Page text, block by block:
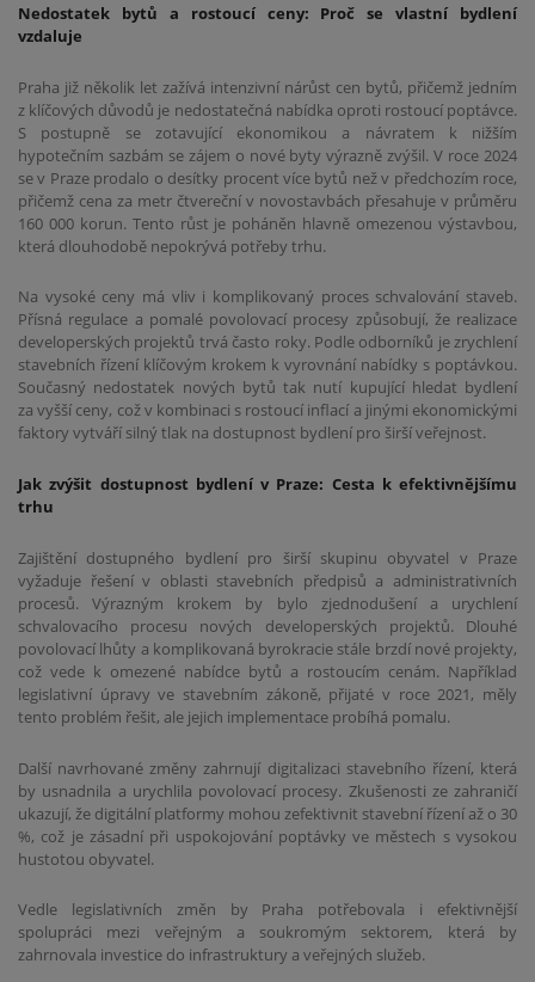
Nedostatek bytů a rostoucí ceny: Proč se vlastní bydlení
vzdaluje
Praha již několik let zažívá intenzivní nárůst cen bytů, přičemž jedním
z klíčových důvodů je nedostatečná nabídka oproti rostoucí poptávce.
S postupně se zotavující ekonomikou a návratem k nižším
hypotečním sazbám se zájem o nové byty výrazně zvýšil. V roce 2024
se v Praze prodalo o desítky procent více bytů než v předchozím roce,
přičemž cena za metr čtvereční v novostavbách přesahuje v průměru
160 000 korun. Tento růst je poháněn hlavně omezenou výstavbou,
která dlouhodobě nepokrývá potřeby trhu.
Na vysoké ceny má vliv i komplikovaný proces schvalování staveb.
Přísná regulace a pomalé povolovací procesy způsobují, že realizace
developerských projektů trvá často roky. Podle odborníků je zrychlení
stavebních řízení klíčovým krokem k vyrovnání nabídky s poptávkou.
Současný nedostatek nových bytů tak nutí kupující hledat bydlení
za vyšší ceny, což v kombinaci s rostoucí inflací a jinými ekonomickými
faktory vytváří silný tlak na dostupnost bydlení pro širší veřejnost.
Jak zvýšit dostupnost bydlení v Praze: Cesta k efektivnějšímu
trhu
Zajištění dostupného bydlení pro širší skupinu obyvatel v Praze
vyžaduje řešení v oblasti stavebních předpisů a administrativních
procesů. Výrazným krokem by bylo zjednodušení a urychlení
schvalovacího procesu nových developerských projektů. Dlouhé
povolovací lhůty a komplikovaná byrokracie stále brzdí nové projekty,
což vede k omezené nabídce bytů a rostoucím cenám. Například
legislativní úpravy ve stavebním zákoně, přijaté v roce 2021, měly
tento problém řešit, ale jejich implementace probíhá pomalu​.
Další navrhované změny zahrnují digitalizaci stavebního řízení, která
by usnadnila a urychlila povolovací procesy. Zkušenosti ze zahraničí
ukazují, že digitální platformy mohou zefektivnit stavební řízení až o 30
%, což je zásadní při uspokojování poptávky ve městech s vysokou
hustotou obyvatel​.
Vedle legislativních změn by Praha potřebovala i efektivnější
spolupráci mezi veřejným a soukromým sektorem, která by
zahrnovala investice do infrastruktury a veřejných služeb.